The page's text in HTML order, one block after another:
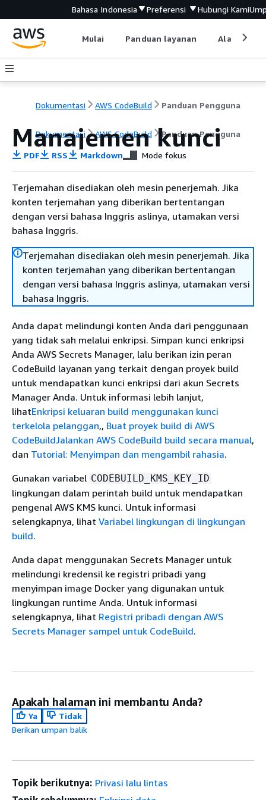
Bahasa Indonesia Preferensi Hubungi Kami
Mulai Panduan layanan Alat
Dokumentasi AWS CodeBuild Panduan Pengguna
Dokumentasi AWS CodeBuild Panduan Pengguna
Manajemen kunci
PDF RSS Markdown Mode fokus
Terjemahan disediakan oleh mesin penerjemah. Jika
konten terjemahan yang diberikan bertentangan
dengan versi bahasa Inggris aslinya, utamakan versi
bahasa Inggris.
Terjemahan disediakan oleh mesin penerjemah. Jika
konten terjemahan yang diberikan bertentangan
dengan versi bahasa Inggris aslinya, utamakan versi
bahasa Inggris.
Anda dapat melindungi konten Anda dari penggunaan
yang tidak sah melalui enkripsi. Simpan kunci enkripsi
Anda AWS Secrets Manager, lalu berikan izin peran
CodeBuild layanan yang terkait dengan proyek build
untuk mendapatkan kunci enkripsi dari akun Secrets
Manager Anda. Untuk informasi lebih lanjut,
lihatEnkripsi keluaran build menggunakan kunci
terkelola pelanggan,, Buat proyek build di AWS
CodeBuildJalankan AWS CodeBuild build secara manual,
dan Tutorial: Menyimpan dan mengambil rahasia.
Gunakan variabel CODEBUILD_KMS_KEY_ID
lingkungan dalam perintah build untuk mendapatkan
pengenal AWS KMS kunci. Untuk informasi
selengkapnya, lihat Variabel lingkungan di lingkungan
build.
Anda dapat menggunakan Secrets Manager untuk
melindungi kredensil ke registri pribadi yang
menyimpan image Docker yang digunakan untuk
lingkungan runtime Anda. Untuk informasi
selengkapnya, lihat Registri pribadi dengan AWS
Secrets Manager sampel untuk CodeBuild.
Apakah halaman ini membantu Anda?
Ya
Tidak
Berikan umpan balik
Topik berikutnya: Privasi lalu lintas